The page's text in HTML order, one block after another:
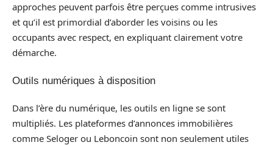
approches peuvent parfois être perçues comme intrusives
et qu’il est primordial d’aborder les voisins ou les
occupants avec respect, en expliquant clairement votre
démarche.
Outils numériques à disposition
Dans l’ère du numérique, les outils en ligne se sont
multipliés. Les plateformes d’annonces immobilières
comme Seloger ou Leboncoin sont non seulement utiles